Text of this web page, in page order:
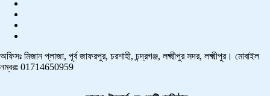
অফিসঃ মিজান প্লাজা, পূর্ব জাফরপুর, চরশাহী, চন্দ্রগঞ্জ, লক্ষ্মীপুর সদর, লক্ষ্মীপুর। মোবাইল
নম্বরঃ 01714650959